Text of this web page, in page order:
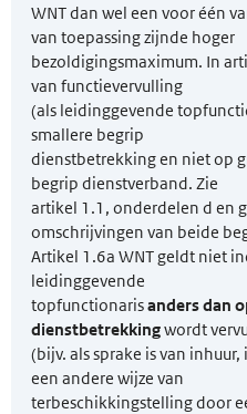
WNT dan wel een voor één
van toepassing zijnde hoger
bezoldigingsmaximum. In
van functievervulling
(als leidinggevende
smallere begrip
dienstbetrekking en niet op
begrip dienstverband. Zie
artikel 1.1, onderdelen d en
omschrijvingen van beide
Artikel 1.6a WNT geldt niet
leidinggevende
topfunctionarisanders dan
dienstbetrekkingwordt
(bijv. als sprake is van
een andere wijze van
terbeschikkingstelling door